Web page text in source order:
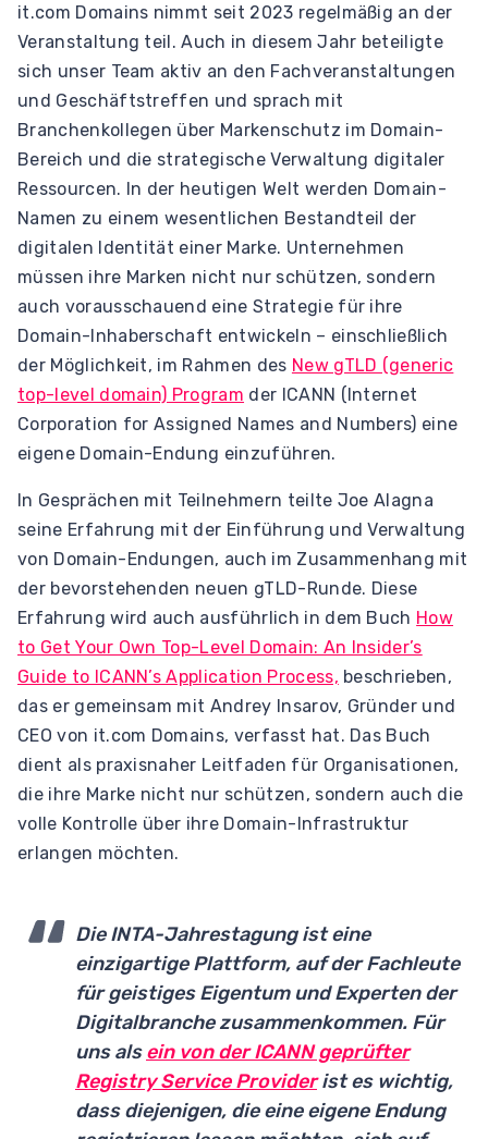
it.com Domains nimmt seit 2023 regelmäßig an der
Veranstaltung teil. Auch in diesem Jahr beteiligte
sich unser Team aktiv an den Fachveranstaltungen
und Geschäftstreffen und sprach mit
Branchenkollegen über Markenschutz im Domain-
Bereich und die strategische Verwaltung digitaler
Ressourcen. In der heutigen Welt werden Domain-
Namen zu einem wesentlichen Bestandteil der
digitalen Identität einer Marke. Unternehmen
müssen ihre Marken nicht nur schützen, sondern
auch vorausschauend eine Strategie für ihre
Domain-Inhaberschaft entwickeln – einschließlich
der Möglichkeit, im Rahmen des New gTLD (generic
top-level domain) Program der ICANN (Internet
Corporation for Assigned Names and Numbers) eine
eigene Domain-Endung einzuführen.
In Gesprächen mit Teilnehmern teilte Joe Alagna
seine Erfahrung mit der Einführung und Verwaltung
von Domain-Endungen, auch im Zusammenhang mit
der bevorstehenden neuen gTLD-Runde. Diese
Erfahrung wird auch ausführlich in dem Buch How
to Get Your Own Top-Level Domain: An Insider’s
Guide to ICANN’s Application Process, beschrieben,
das er gemeinsam mit Andrey Insarov, Gründer und
CEO von it.com Domains, verfasst hat. Das Buch
dient als praxisnaher Leitfaden für Organisationen,
die ihre Marke nicht nur schützen, sondern auch die
volle Kontrolle über ihre Domain-Infrastruktur
erlangen möchten.
Die INTA-Jahrestagung ist eine
einzigartige Plattform, auf der Fachleute
für geistiges Eigentum und Experten der
Digitalbranche zusammenkommen. Für
uns alsein von der ICANN geprüfter
Registry Service Providerist es wichtig,
dass diejenigen, die eine eigene Endung